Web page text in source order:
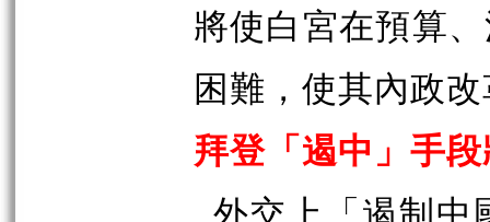
將使白宮在預算
困難，使其內政
拜登「遏中」手
外交上「遏制中